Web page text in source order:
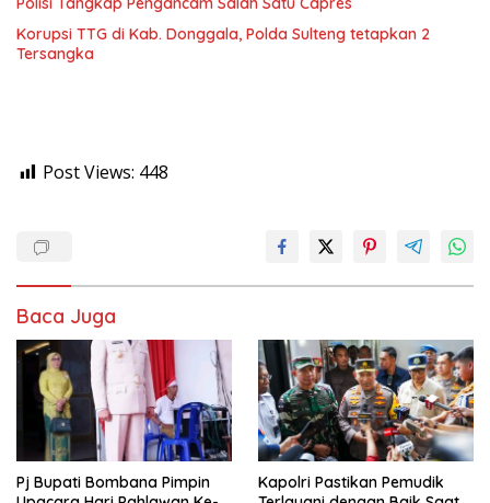
Korupsi TTG di Kab. Donggala, Polda Sulteng tetapkan 2
Tersangka
Post Views: 448
Baca Juga
Pj Bupati Bombana Pimpin
Kapolri Pastikan Pemudik